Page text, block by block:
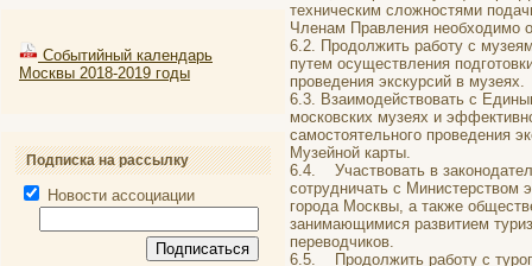
Событийный календарь
Москвы 2018-2019 годы
Подписка на рассылку
Новости ассоциации
техническим сложностями
Членам Правления необходимо
6.2. Продолжить работу с
путем осуществления
проведения экскурсий в музеях.
6.3. Взаимодействовать с
московских музеях и
самостоятельного проведения
Музейной карты.
6.4. Участвовать в
сотрудничать с Министерством
города Москвы, а также
занимающимися развитием
переводчиков.
6.5. Продолжить работу с